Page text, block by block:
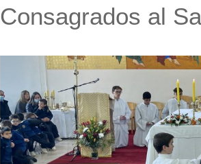
Consagrados al